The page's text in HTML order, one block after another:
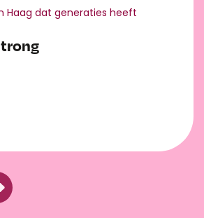
Haag dat generaties heeft